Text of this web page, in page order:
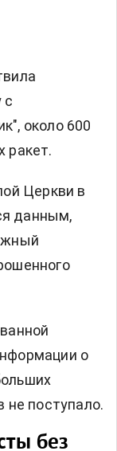
с
около 600
ракет.
Церкви в
данным,
о
не поступало.
без